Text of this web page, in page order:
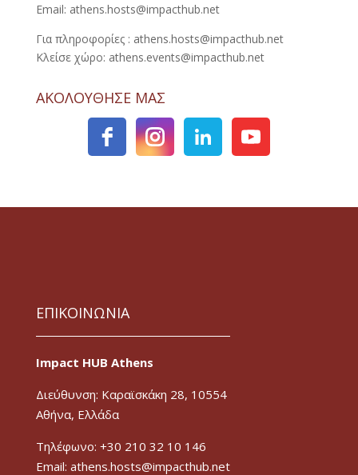
Email: athens.hosts@impacthub.net
Για πληροφορίες : athens.hosts@impacthub.net
Κλείσε χώρο: athens.events@impacthub.net
ΑΚΟΛΟΥΘΗΣΕ ΜΑΣ
ΕΠΙΚΟΙΝΩΝΙΑ
Impact HUB Athens
Διεύθυνση: Καραϊσκάκη 28, 10554
Αθήνα, Ελλάδα
Τηλέφωνο: +30 210 32 10 146
Email: athens.hosts@impacthub.net